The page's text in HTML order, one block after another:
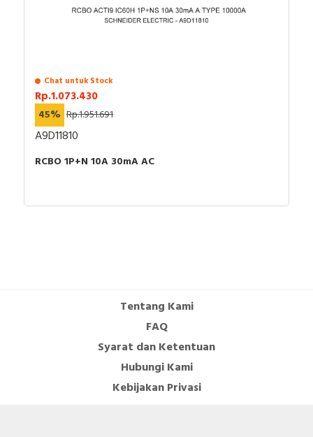
Chat untuk Stock
Rp.1.073.430
45% Rp.1.951.691
A9D11810
RCBO 1P+N 10A 30mA AC
Tentang Kami
FAQ
Syarat dan Ketentuan
Hubungi Kami
Kebijakan Privasi